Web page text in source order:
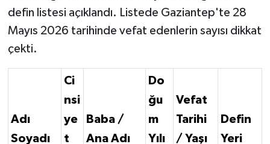
defin listesi açıklandı. Listede Gaziantep'te 28
Mayıs 2026 tarihinde vefat edenlerin sayısı dikkat
çekti.
Adı
Soyadı
Ci
nsi
ye
t
Baba /
Ana Adı
Do
ğu
m
Yılı
Vefat
Tarihi
/ Yaşı
Defin
Yeri
Yaşam
Yemek